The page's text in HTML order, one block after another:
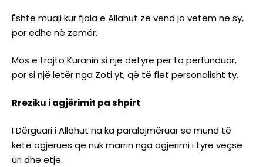
Është muaji kur fjala e Allahut zë vend jo vetëm në sy,
por edhe në zemër.
Mos e trajto Kuranin si një detyrë për ta përfunduar,
por si një letër nga Zoti yt, që të flet personalisht ty.
Rreziku i agjërimit pa shpirt
I Dërguari i Allahut na ka paralajmëruar se mund të
ketë agjërues që nuk marrin nga agjërimi i tyre veçse
uri dhe etje.